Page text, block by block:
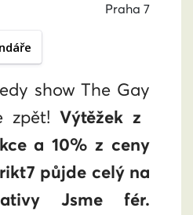
Praha 7
show The Gay
zpět! Výtěžek z
a 10% z ceny
půjde celý na
Jsme fér.